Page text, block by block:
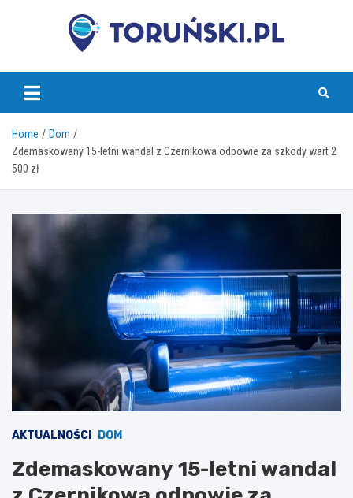
torunski.pl
Home
Dom
Zdemaskowany 15-letni wandal z Czernikowa odpowie za szkody wart 2
500 zł
AKTUALNOŚCI DOM
Zdemaskowany 15-letni wandal